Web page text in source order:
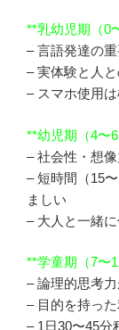
**乳幼児期（0
– 言語発達の
– 実体験と人
– スマホ使用
**幼児期（4〜
– 社会性・想
– 短時間（15
ましい
– 大人と一緒
**学童期（7〜
– 論理的思考
– 目的を持っ
– 1日30〜45分